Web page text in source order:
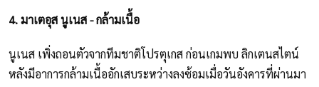
4. มาเตอุส นูเนส - กล้ามเนื้อ
นูเนส เพิ่งถอนตัวจากทีมชาติโปรตุเกส ก่อนเกมพบ ลิกเตนสไตน์
หลังมีอาการกล้ามเนื้ออักเสบระหว่างลงซ้อมเมื่อวันอังคารที่ผ่านมา